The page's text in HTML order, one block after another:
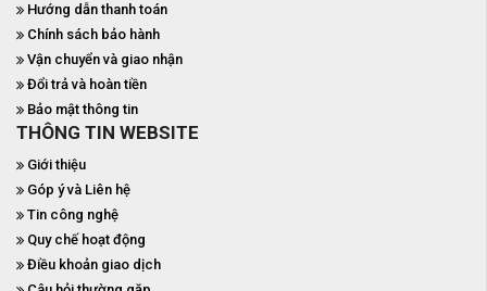
Hướng dẫn thanh toán
Chính sách bảo hành
Vận chuyển và giao nhận
Đổi trả và hoàn tiền
Bảo mật thông tin
THÔNG TIN WEBSITE
Giới thiệu
Góp ý và Liên hệ
Tin công nghệ
Quy chế hoạt động
Điều khoản giao dịch